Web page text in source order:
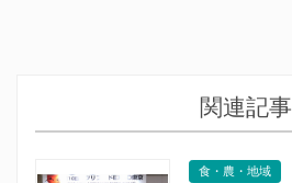
関連記事
食・農・地域